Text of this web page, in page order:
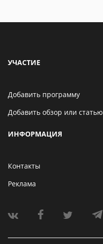
УЧАСТИЕ
Добавить программу
Добавить обзор или статью
ИНФОРМАЦИЯ
Контакты
Реклама